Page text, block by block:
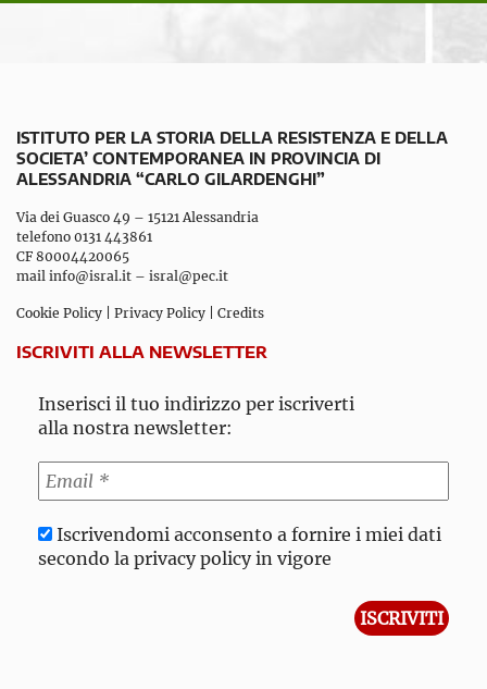
ISTITUTO PER LA STORIA DELLA RESISTENZA E DELLA
SOCIETA’ CONTEMPORANEA IN PROVINCIA DI
ALESSANDRIA “CARLO GILARDENGHI”
Via dei Guasco 49 – 15121 Alessandria
telefono 0131 443861
CF 80004420065
mail info@isral.it – isral@pec.it
Cookie Policy Privacy Policy Credits
ISCRIVITI ALLA NEWSLETTER
Inserisci il tuo indirizzo per iscriverti
alla nostra newsletter:
Iscrivendomi acconsento a fornire i miei dati
secondo la privacy policy in vigore